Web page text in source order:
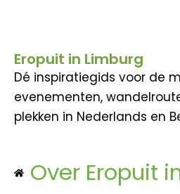
Eropuit in Limburg
Dé inspiratiegids voor de
evenementen,
plekken in Nederlands en
Over Eropuit